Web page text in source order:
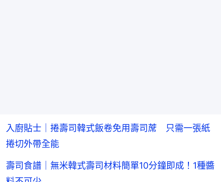
入廚貼士｜捲壽司韓式飯卷免用壽司蓆 只需一張紙
捲切外帶全能
壽司食譜｜無米韓式壽司材料簡單10分鐘即成！1種醬